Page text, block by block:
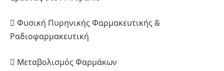
 Φυσική Πυρηνικής Φαρμακευτικής &
Ραδιοφαρμακευτική
 Μεταβολισμός Φαρμάκων